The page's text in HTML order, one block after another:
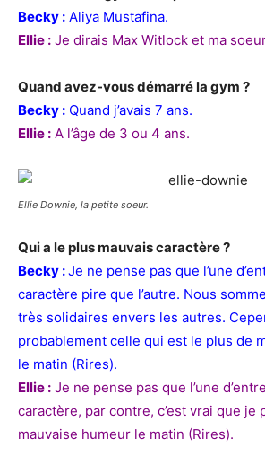
Becky : Aliya Mustafina.
Ellie : Je dirais Max Witlock et ma
Quand avez-vous démarré la gym ?
Becky : Quand j’avais 7 ans.
Ellie : A l’âge de 3 ou 4 ans.
Ellie Downie, la petite soeur.
Qui a le plus mauvais caractère ?
Becky :Je ne pense pas que l’une
caractère pire que l’autre. Nous
très solidaires envers les autres.
probablement celle qui est le plus de
le matin (Rires).
Ellie : Je ne pense pas que l’une
caractère, par contre, c’est vrai que je
mauvaise humeur le matin (Rires).